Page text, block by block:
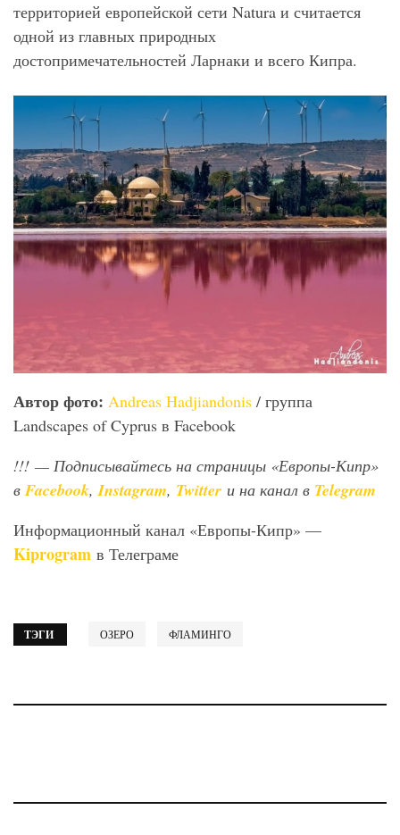
территорией европейской сети Natura и считается
одной из главных природных
достопримечательностей Ларнаки и всего Кипра.
Авторфото: Andreas Hadjiandonis / группа
Landscapes of Cyprus в Facebook
!!! — Подписывайтесь на страницы «Европы-Кипр»
вFacebook,Instagram, Twitter и на канал в Telegram
Информационный канал «Европы-Кипр» —
Kiprogram в Телеграме
ТЭГИ ОЗЕРО ФЛАМИНГО